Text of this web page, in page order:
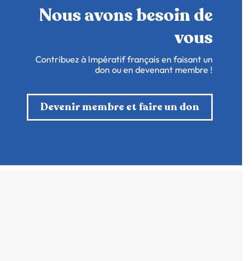
Nous avons besoin de
vous
Contribuez à Impératif français en faisant un
don ou en devenant membre !
Devenir membre et faire un don